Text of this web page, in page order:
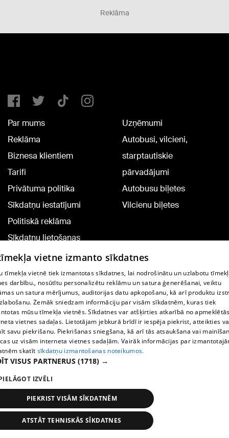
Reklāma
Par mums
Reklāma
Biznesa klientiem
Tarifi
Privātuma politika
Sīkdatņu iestatījumi
Politiskā reklāma
Sīkdatņu lietošanas
noteikumi
Komentāru pievienošana
Uzņēmumi
Autobusi, vilcieni,
starptautiskie
pārvadājumi
Autobusu biļetes
Vilcienu biļetes
TV programma
Līguma noteikumi
360 Ziņu kontakti
Helio Media
Portāla palīdzības dienests: e-pasts -
All rights reserved.
Ziņas Meklēt 1188 play
vietne izmanto sīkdatnes
tīmekļa vietnē tiek izmantotas sīkdatnes, lai nodrošinātu un uzlabotu
darbību., nosūtītu personalizētu reklāmu un satura ģenerēšanai, veiktu
un satura mērījumus, auditorijas datu apkopošanu, kā arī produktu
Zemāk sniedzam informāciju par visām sīkdatnēm, kuras tiek
mūsu tīmekļa vietnēs. Sīkdatnes var atšķirties atkarībā no
vietnes sadaļas. Lietotājam jebkurā brīdī ir iespēja piekrist, atteikties
savu piekrišanu. Piekrišanas sniegšana, kā arī tās atsaukšana vai
uz visām interneta vietnes sadaļām. Vairāk informācijas par
skatīt sīkdatņu izmantošanas noteikumos.
VISUS PARTNERUS (1718) →
IZVĒLI
PIEKRIST VISĀM SĪKDATNĒM
ATSTĀT TEHNISKĀS SĪKDATNES